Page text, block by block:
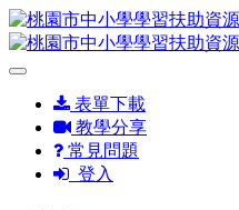
表單下載
教學分享
常見問題
登入